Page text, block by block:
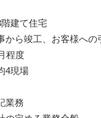
建て住宅
から竣工、お客様への
程度
4現場
業務